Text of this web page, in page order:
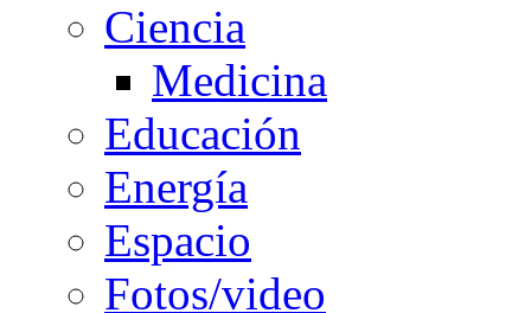
Ciencia
Medicina
Educación
Energía
Espacio
Fotos/video